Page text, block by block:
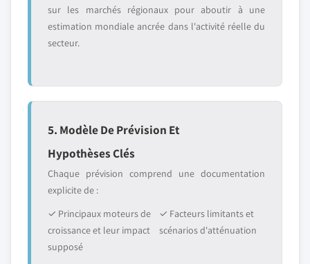
sur les marchés régionaux pour aboutir à une
estimation mondiale ancrée dans l'activité réelle du
secteur.
5. Modèle De Prévision Et
Hypothèses Clés
Chaque prévision comprend une documentation
explicite de :
✓ Principaux moteurs de
croissance et leur impact
supposé
✓ Facteurs limitants et
scénarios d'atténuation